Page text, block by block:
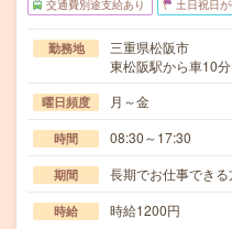
交通費別途支給あり 土日祝日
勤務地
三重県松阪市
東松阪駅から車10分
曜日頻度 月～金
時間 08:30～17:30
期間 長期でお仕事できる
時給 時給1200円